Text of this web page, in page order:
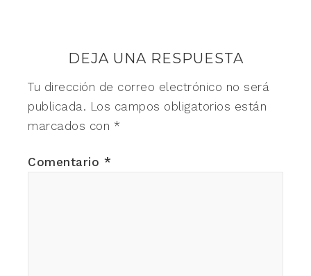
DEJA UNA RESPUESTA
Tu dirección de correo electrónico no será
publicada. Los campos obligatorios están
marcados con *
Comentario *